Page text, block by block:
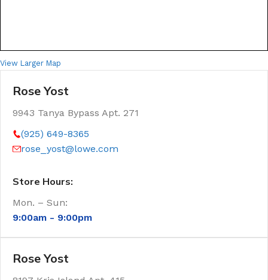
View Larger Map
Rose Yost
9943 Tanya Bypass Apt. 271
(925) 649-8365
rose_yost@lowe.com
Store Hours:
Mon. – Sun:
9:00am - 9:00pm
Rose Yost